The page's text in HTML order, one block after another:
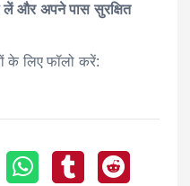
लें और अपने पास सुरक्षित
के लिए फॉलो करें: